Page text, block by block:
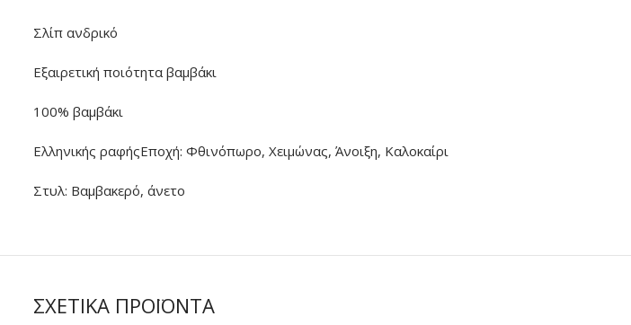
Σλίπ ανδρικό
Εξαιρετική ποιότητα βαμβάκι
100% βαμβάκι
Ελληνικής ραφήςΕποχή: Φθινόπωρο, Χειμώνας, Άνοιξη, Καλοκαίρι
Στυλ: Βαμβακερό, άνετο
ΣΧΕΤΙΚΆ ΠΡΟΪΌΝΤΑ